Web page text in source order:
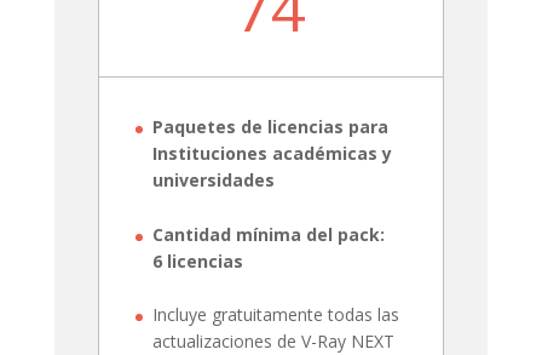
Paquetes de licencias para
Instituciones académicas y
universidades
Cantidad mínima del pack:
6 licencias
Incluye gratuitamente todas las
actualizaciones de V-Ray NEXT